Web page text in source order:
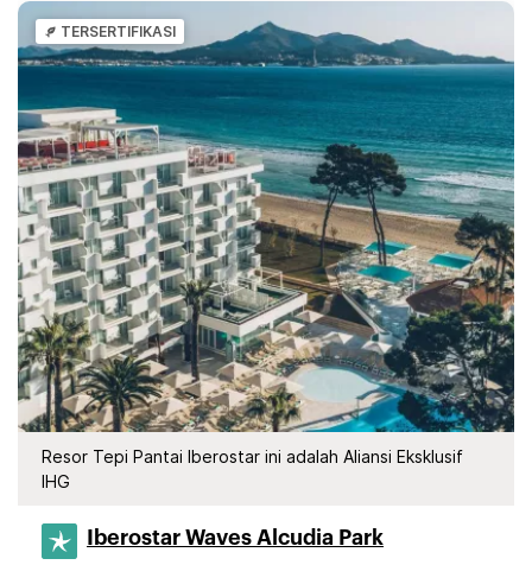
TERSERTIFIKASI
Resor Tepi Pantai Iberostar ini adalah Aliansi Eksklusif
IHG
Iberostar Waves Alcudia Park